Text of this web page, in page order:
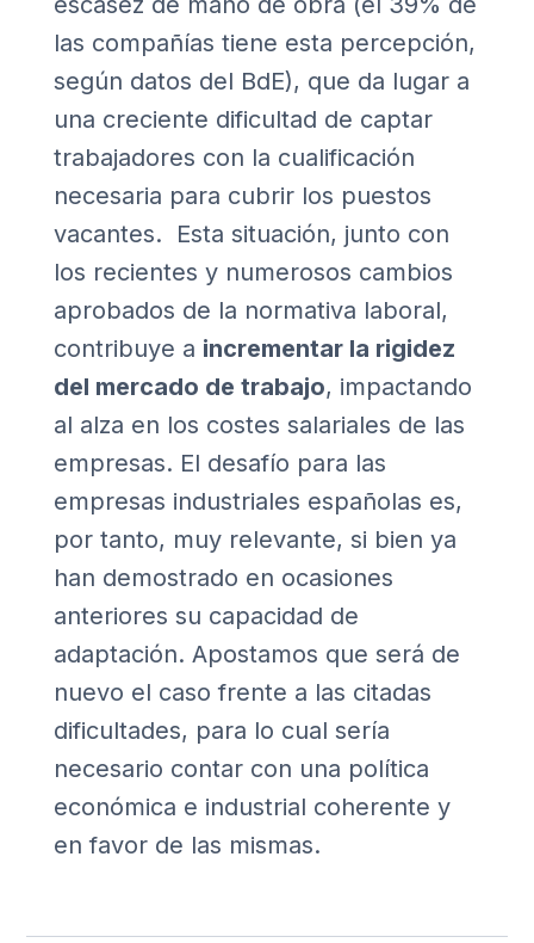
las compañías tiene esta percepción,
según datos del BdE), que da lugar a
una creciente dificultad de captar
trabajadores con la cualificación
necesaria para cubrir los puestos
vacantes. Esta situación, junto con
los recientes y numerosos cambios
aprobados de la normativa laboral,
contribuye a incrementar la rigidez
del mercado de trabajo, impactando
al alza en los costes salariales de las
empresas. El desafío para las
empresas industriales españolas es,
por tanto, muy relevante, si bien ya
han demostrado en ocasiones
anteriores su capacidad de
adaptación. Apostamos que será de
nuevo el caso frente a las citadas
dificultades, para lo cual sería
necesario contar con una política
económica e industrial coherente y
en favor de las mismas.